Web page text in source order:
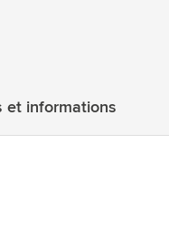
et informations